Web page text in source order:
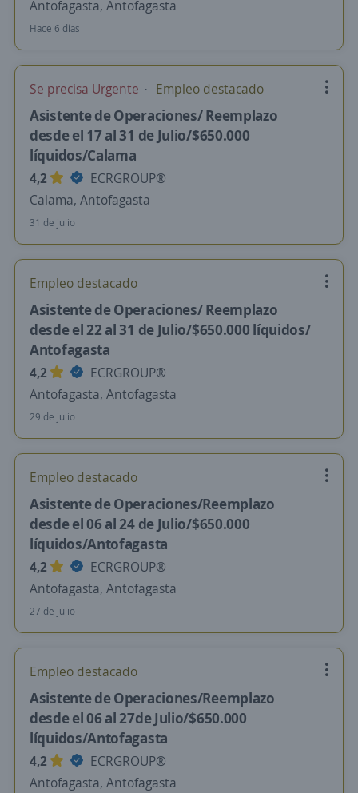
Antofagasta, Antofagasta
Hace 6 días
Se precisa Urgente Empleo destacado
Asistente de Operaciones/ Reemplazo
desde el 17 al 31 de Julio/$650.000
líquidos/Calama
4,2
ECRGROUP®️
Calama, Antofagasta
31 de julio
Empleo destacado
Asistente de Operaciones/ Reemplazo
desde el 22 al 31 de Julio/$650.000 líquidos/
Antofagasta
4,2
ECRGROUP®️
Antofagasta, Antofagasta
29 de julio
Empleo destacado
Asistente de Operaciones/Reemplazo
desde el 06 al 24 de Julio/$650.000
líquidos/Antofagasta
4,2
ECRGROUP®️
Antofagasta, Antofagasta
27 de julio
Empleo destacado
Asistente de Operaciones/Reemplazo
desde el 06 al 27de Julio/$650.000
líquidos/Antofagasta
4,2
ECRGROUP®️
Antofagasta, Antofagasta